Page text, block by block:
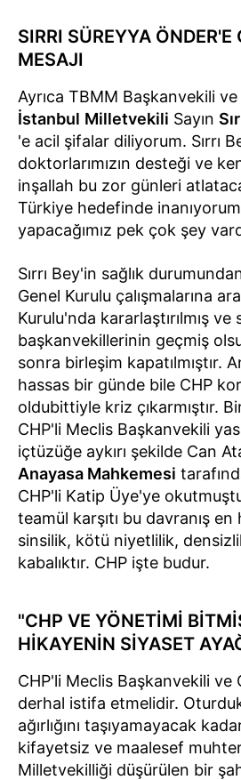
SIRRI SÜREYYA
MESAJI
Ayrıca TBMM Başkanvekili ve
İstanbul Milletvekili Sayın
'e acil şifalar diliyorum. Sırrı
doktorlarımızın desteği ve
inşallah bu zor günleri
Türkiye hedefinde
yapacağımız pek çok şey
Sırrı Bey'in sağlık
Genel Kurulu çalışmalarına
Kurulu'nda kararlaştırılmış
başkanvekillerinin geçmiş
sonra birleşim kapatılmıştır.
hassas bir günde bile CHP
oldubittiyle kriz çıkarmıştır.
CHP'li Meclis Başkanvekili
içtüzüğe aykırı şekilde Can
Anayasa Mahkemesi
CHP'li Katip Üye'ye
teamül karşıtı bu davranış
sinsilik, kötü niyetlilik,
kabalıktır. CHP işte budur.
"CHP VE YÖNETİMİ
HİKAYENİN SİYASET
CHP'li Meclis Başkanvekili ve
derhal istifa etmelidir.
ağırlığını taşıyamayacak
kifayetsiz ve maalesef
Milletvekilliği düşürülen bir